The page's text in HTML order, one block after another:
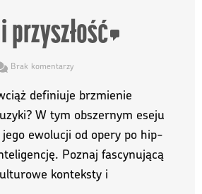
Brak komentarzy
definiuje brzmienie
W tym obszernym eseju
ewolucji od opery po hip-
Poznaj fascynującą
konteksty i